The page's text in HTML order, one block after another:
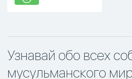
Узнавай обо всех
мусульманского